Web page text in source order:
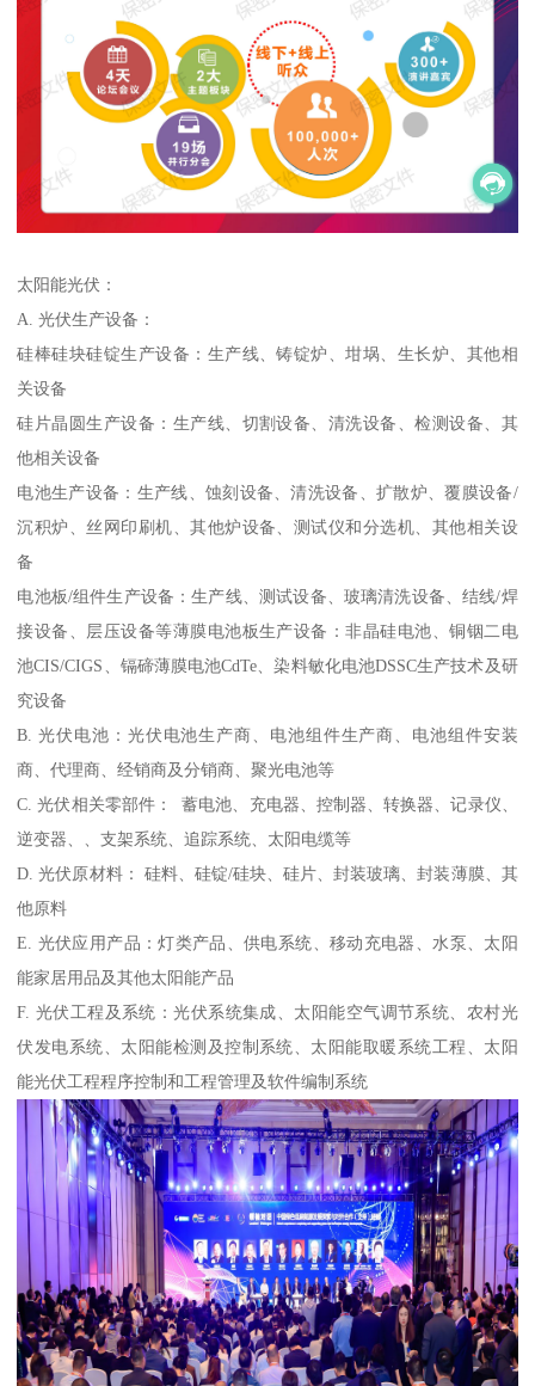
太阳能光伏：
A. 光伏生产设备：
硅棒硅块硅锭生产设备：生产线、铸锭炉、坩埚、生长炉、其他相
关设备
硅片晶圆生产设备：生产线、切割设备、清洗设备、检测设备、其
他相关设备
电池生产设备：生产线、蚀刻设备、清洗设备、扩散炉、覆膜设备/
沉积炉、丝网印刷机、其他炉设备、测试仪和分选机、其他相关设
备
电池板/组件生产设备：生产线、测试设备、玻璃清洗设备、结线/焊
接设备、层压设备等薄膜电池板生产设备：非晶硅电池、铜铟二电
池CIS/CIGS、镉碲薄膜电池CdTe、染料敏化电池DSSC生产技术及研
究设备
B. 光伏电池：光伏电池生产商、电池组件生产商、电池组件安装
商、代理商、经销商及分销商、聚光电池等
C. 光伏相关零部件： 蓄电池、充电器、控制器、转换器、记录仪、
逆变器、、支架系统、追踪系统、太阳电缆等
D. 光伏原材料： 硅料、硅锭/硅块、硅片、封装玻璃、封装薄膜、其
他原料
E. 光伏应用产品：灯类产品、供电系统、移动充电器、水泵、太阳
能家居用品及其他太阳能产品
F. 光伏工程及系统：光伏系统集成、太阳能空气调节系统、农村光
伏发电系统、太阳能检测及控制系统、太阳能取暖系统工程、太阳
能光伏工程程序控制和工程管理及软件编制系统